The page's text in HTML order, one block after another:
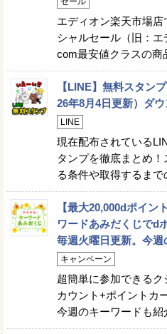
エディオン楽天市場
シャルセール（旧：
com最安値クラスの商
【LINE】無料スタン
26年8月4日更新）ダ
LINE
現在配布されている
タンプを徹底まとめ
る条件や取得するま
【最大20,000dポイン
ワードあみだくじでd
毎週火曜日更新。今週
キャンペーン
超簡単に参加できる
カウント+ポイントカ
今週のキーワードも紹